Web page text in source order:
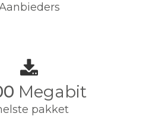
Megabit
pakket